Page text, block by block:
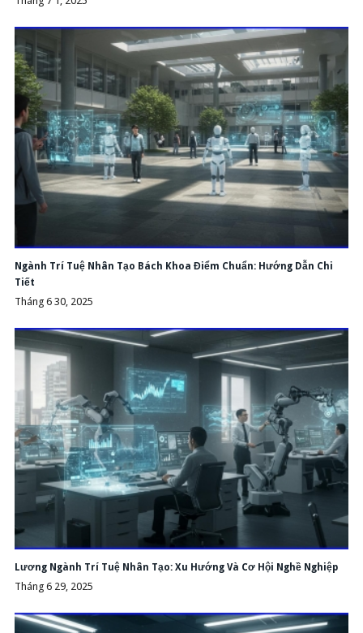
Ngành Trí Tuệ Nhân Tạo Bách Khoa Điểm Chuẩn: Hướng Dẫn Chi
Tiết
Tháng 6 30, 2025
Lương Ngành Trí Tuệ Nhân Tạo: Xu Hướng Và Cơ Hội Nghề Nghiệp
Tháng 6 29, 2025